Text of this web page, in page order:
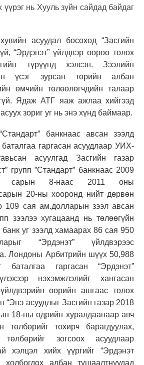
үүрэг нь Хууль зүйн сайдад байдаг
асуудал босоход “Засгийн
“Эрдэнэт” үйлдвэр өөрөө төлөх
түрүүнд хэлсэн. Зээлийн
үсэг зурсан төрийн албан
өмчийн төлөөлөгчдийн талаар
Ядаж АТГ яаж ажлаа хийгээд
зориг уг нь энэ хүнд баймаар.
банкнаас авсан зээлд
баталгаа гаргасан асуудлаар УИХ-
асуулгад Засгийн газар
групп ”Стандарт” банкнаас 2009
сарын 8-наас 2011 оны
20-ны хооронд нийт дөрвөн
109 сая ам.долларын зээл авсан
зээлээ хугацаанд нь төлөөгүйн
банк уг зээлд хамаарах 86 сая 950
“Эрдэнэт” үйлдвэрээс
Лондоны Арбитрийн шүүх 50,988
баталгаа гаргасан “Эрдэнэт”
нэхэмжлэлийг хангасан
өөрийн ашгаас төлөх
“Энэ асуудлыг Засгийн газар 2018
18-ны өдрийн хуралдаанаар авч
төлбөрийг тохирч барагдуулах,
зогсоох асуудлаар
хэлцэл хийх үүргийг “Эрдэнэт
албан тушаалтнуудад